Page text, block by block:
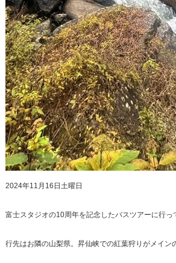
2024年11月16日土曜日
富士スタジオの10周年を記念したバスツアーに行っ
行先はお隣の山梨県。昇仙峡での紅葉狩りがメイン